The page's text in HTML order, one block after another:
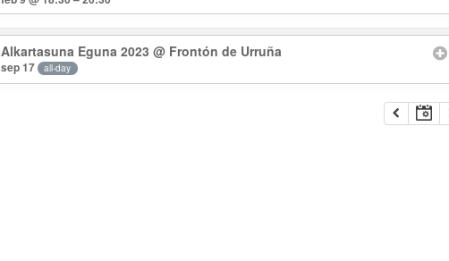
Alkartasuna Eguna 2023@ Frontón de Urruña
sep 17 all-day